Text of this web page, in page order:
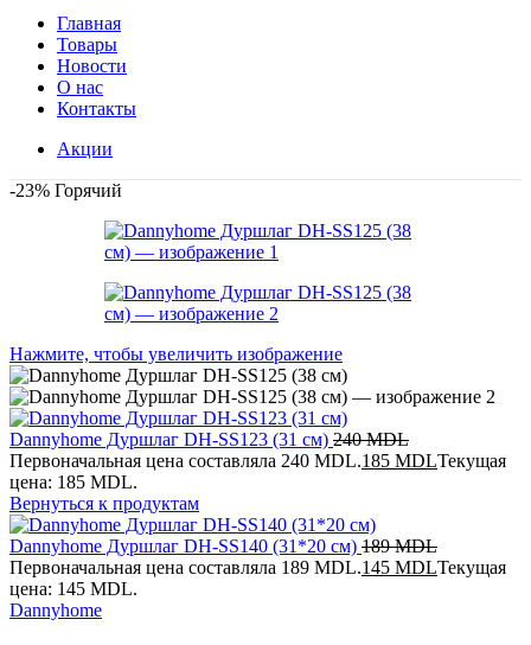
Главная
Товары
Новости
О нас
Контакты
Акции
-23% Горячий
Нажмите, чтобы увеличить изображение
Dannyhome Дуршлаг DH-SS123 (31 см) 240MDL
Первоначальная цена составляла 240 MDL.185 MDLТекущая
цена: 185 MDL.
Вернуться к продуктам
Dannyhome Дуршлаг DH-SS140 (31*20 см) 189MDL
Первоначальная цена составляла 189 MDL.145 MDLТекущая
цена: 145 MDL.
Dannyhome